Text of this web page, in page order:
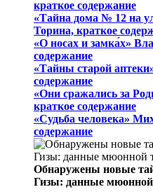
краткое содержание
«Тайна дома № 12 на
Торина, краткое
«О носах и замка́х»
содержание
«Тайны старой
содержание
«Они сражались за
краткое содержание
«Судьба человека»
содержание
Обнаружены новые
Гизы: данные